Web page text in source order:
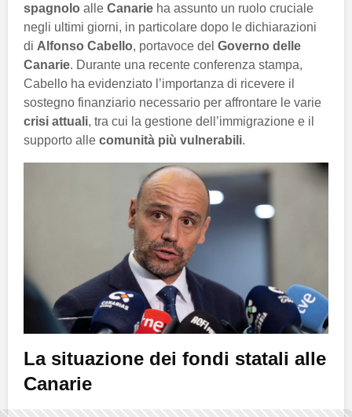
spagnolo alle Canarie ha assunto un ruolo cruciale
negli ultimi giorni, in particolare dopo le dichiarazioni
di Alfonso Cabello, portavoce del Governo delle
Canarie. Durante una recente conferenza stampa,
Cabello ha evidenziato l’importanza di ricevere il
sostegno finanziario necessario per affrontare le varie
crisi attuali, tra cui la gestione dell’immigrazione e il
supporto alle comunità più vulnerabili.
La situazione dei fondi statali alle
Canarie